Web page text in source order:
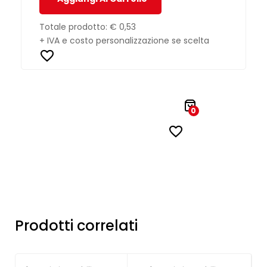
Totale prodotto: € 0,53
+ IVA e costo personalizzazione se scelta
0
Prodotti correlati